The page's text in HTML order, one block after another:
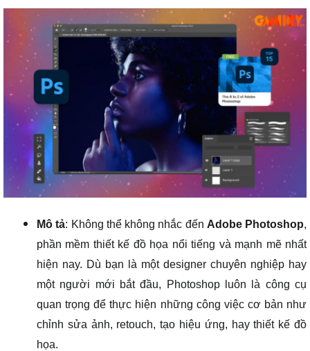
Mô tả: Không thể không nhắc đến Adobe Photoshop,
phần mềm thiết kế đồ họa nổi tiếng và mạnh mẽ nhất
hiện nay. Dù bạn là một designer chuyên nghiệp hay
một người mới bắt đầu, Photoshop luôn là công cụ
quan trọng để thực hiện những công việc cơ bản như
chỉnh sửa ảnh, retouch, tạo hiệu ứng, hay thiết kế đồ
họa.